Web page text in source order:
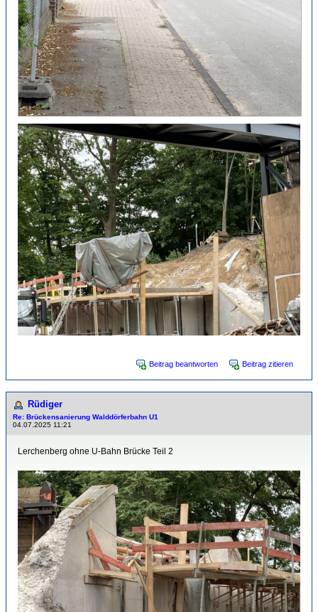
Beitrag beantworten Beitrag zitieren
Rüdiger
Re: Brückensanierung Walddörferbahn U1
04.07.2025 11:21
Lerchenberg ohne U-Bahn Brücke Teil 2